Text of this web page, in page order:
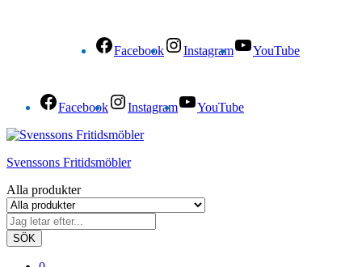
Facebook Instagram YouTube
Facebook Instagram YouTube
Svenssons Fritidsmöbler
Alla produkter
SÖK